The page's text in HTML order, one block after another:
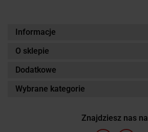
Informacje
O sklepie
Dodatkowe
Wybrane kategorie
Znajdziesz nas na